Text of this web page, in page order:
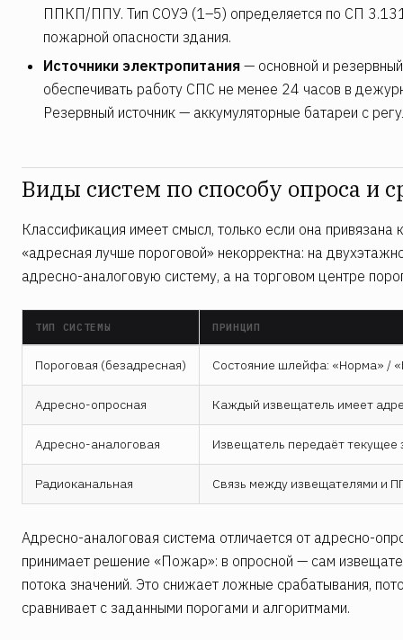
ППКП/ППУ. Тип СОУЭ (1–5) определяется по СП
пожарной опасности здания.
Источники электропитания — основной и
обеспечивать работу СПС не менее 24 часов в
Резервный источник — аккумуляторные батареи с
Виды систем по способу опроса и
Классификация имеет смысл, только если она
«адресная лучше пороговой» некорректна: на
адресно-аналоговую систему, а на торговом центре
ТИП СИСТЕМЫ ПРИНЦИП
Пороговая (безадресная) Состояние шлейфа: «Норма» /
Адресно-опросная Каждый извещатель имеет
Адресно-аналоговая Извещатель передаёт
Радиоканальная Связь между извещателями и
Адресно-аналоговая система отличается от адресно-
принимает решение «Пожар»: в опросной — сам
потока значений. Это снижает ложные срабатывания,
сравнивает с заданными порогами и алгоритмами.